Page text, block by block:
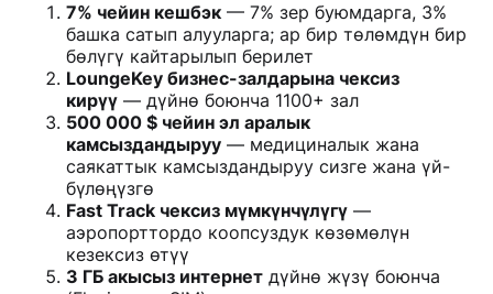
7% чейин кешбэк — 7% зер буюмдарга, 3%
башка сатып алууларга; ар бир төлөмдүн бир
бөлүгү кайтарылып берилет
LoungeKey бизнес-залдарына чексиз
кирүү — дүйнө боюнча 1100+ зал
500 000 $ чейин эл аралык
камсыздандыруу — медициналык жана
саякаттык камсыздандыруу сизге жана үй-
бүлөңүзгө
Fast Track чексиз мүмкүнчүлүгү —
аэропорттордо коопсуздук көзөмөлүн
кезексиз өтүү
3 ГБ акысыз интернет дүйнө жүзү боюнча